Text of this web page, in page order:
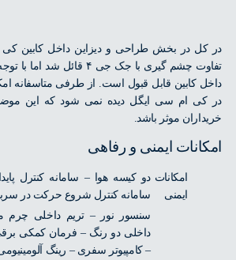
در بخش طراحی و دیزاین داخل کابین کی ام
تفاوت چشم گیری با جک جی ۴ قائل شد اما
کابین قابل قبول است. از طرفی متاسفانه امکانات
ام سی ایگل دیده نمی شود که این موضوع می
موثر باشد.
ایمنی و رفاهی
دو کیسه هوا – سامانه کنترل پایداری
سامانه کنترل شروع حرکت در سربالایی
سنسور نور – تریم داخلی چرم
داخلی دو رنگ – فرمان کمکی برقی –
– کامپیوتر سفری – رینگ آلومینیومی –